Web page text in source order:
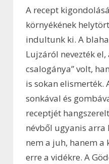
A recept
környékének
indultunk ki. A
Lujzáról nevezték
csalogánya” volt,
is sokan elismerték.
sonkával és
receptjét
névből ugyanis arra
nem a juh, hanem a
erre a vidékre. A